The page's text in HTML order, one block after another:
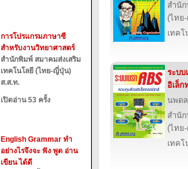
การโปรแกรมภาษาซี
สำหรับงานวิทยาศาสตร์
สำนักพิมพ์ สมาคมส่งเสริม
เทคโนโลยี (ไทย-ญี่ปุ่น)
ส.ส.ท.
เปิดอ่าน 53 ครั้ง
English Grammar ทำ
อย่างไรจึงจะ ฟัง พูด อ่าน
เขียน ได้ดี
สำนั
(ไทย
เทค
ระบบ
อิเล็
นพดล
สำนั
(ไทย
เทค